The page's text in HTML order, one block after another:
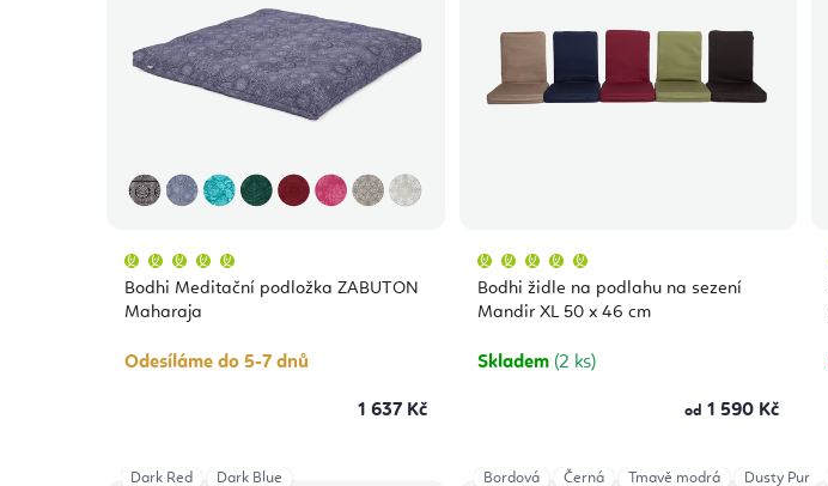
Bodhi Meditační podložka ZABUTON
Maharaja
produktu
je
hvězdiček.
Odesíláme do 5-7 dnů
1 637 Kč
Bodhi židle na podlahu na sezení
Mandir XL 50 x 46 cm
produktu
je
5,0
hvězdiček.
Skladem (2 ks)
od 1 590 Kč
Dark Red Dark Blue Bordová Černá Tmavě modrá Dusty Purple